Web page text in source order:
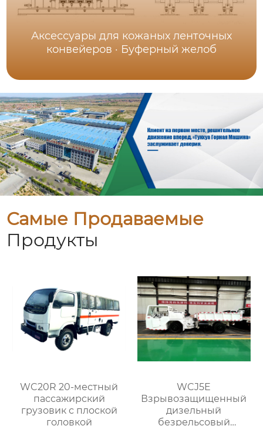
Аксессуары для кожаных ленточных
конвейеров · Буферный желоб
Самые Продаваемые
Продукты
WC20R 20-местный
пассажирский
грузовик с плоской
головкой
WCJ5E
Взрывозащищенный
дизельный
безрельсовый